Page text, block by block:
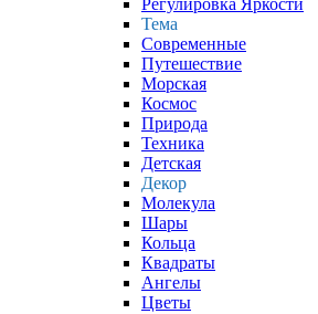
Регулировка Яркости
Тема
Современные
Путешествие
Морская
Космос
Природа
Техника
Детская
Декор
Молекула
Шары
Кольца
Квадраты
Ангелы
Цветы